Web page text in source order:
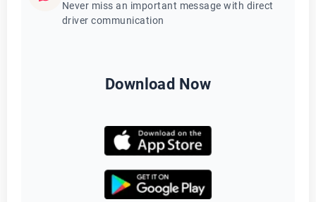
Never miss an important message with direct
driver communication
Download Now